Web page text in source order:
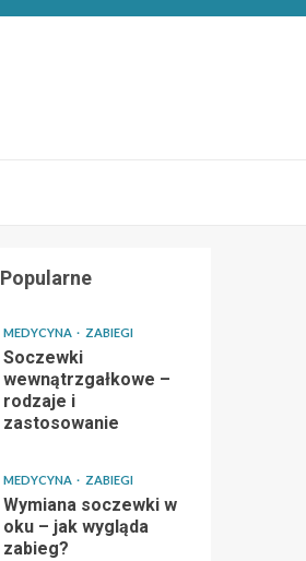
Popularne
MEDYCYNA ZABIEGI
Soczewki
wewnątrzgałkowe –
rodzaje i
zastosowanie
MEDYCYNA ZABIEGI
Wymiana soczewki w
oku – jak wygląda
zabieg?